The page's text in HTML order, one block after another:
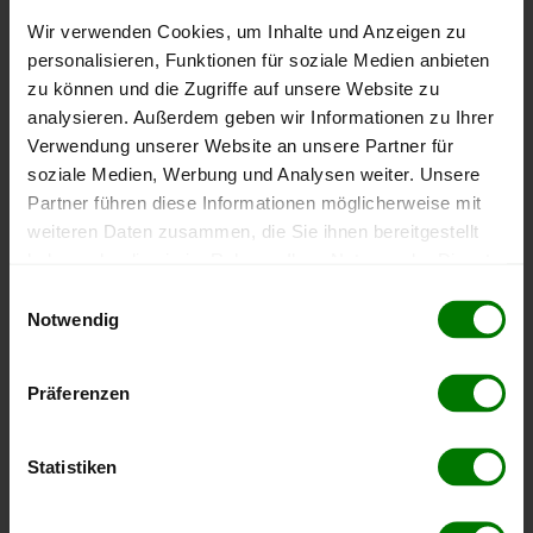
Wir verwenden Cookies, um Inhalte und Anzeigen zu
personalisieren, Funktionen für soziale Medien anbieten
zu können und die Zugriffe auf unsere Website zu
analysieren. Außerdem geben wir Informationen zu Ihrer
Verwendung unserer Website an unsere Partner für
soziale Medien, Werbung und Analysen weiter. Unsere
Partner führen diese Informationen möglicherweise mit
weiteren Daten zusammen, die Sie ihnen bereitgestellt
Notwendig
Präferenzen
Statistiken
Höchst- und Tiefststände der
Pelletspreise in Ainet
Die Tabelle zeigt dieHöchst- und Tiefststände der
Pelletspreise für lose Holzpellets
. Das dazugehörige
Datum zeigt, wann der Höchst- oder Tiefststand im
jeweiligen Zeitraum erreicht wurde.
Tiefststand
412,00 €
3 Monate 397,00 €